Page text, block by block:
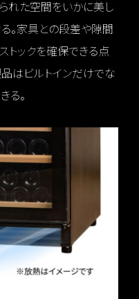
れた空間をいかに美し
。家具との段差や隙間
トックを確保できる点
品はビルトインだけでな
る。